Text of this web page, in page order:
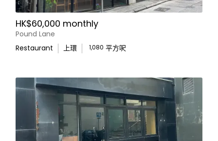
HK$60,000 monthly
Pound Lane
Restaurant
上環 1,080 平方呎